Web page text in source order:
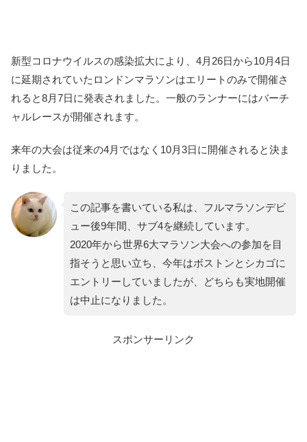
新型コロナウイルスの感染拡大により、4月26日から10月4日
に延期されていたロンドンマラソンはエリートのみで開催さ
れると8月7日に発表されました。一般のランナーにはバーチ
ャルレースが開催されます。
来年の大会は従来の4月ではなく10月3日に開催されると決ま
りました。
この記事を書いている私は、フルマラソンデビ
ュー後9年間、サブ4を継続しています。
2020年から世界6大マラソン大会への参加を目
指そうと思い立ち、今年はボストンとシカゴに
エントリーしていましたが、どちらも実地開催
は中止になりました。
スポンサーリンク